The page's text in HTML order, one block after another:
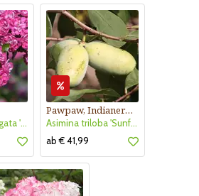
Crataegus laevigata 'Pauls Scarlet'
Pawpaw, Indianerbanane
Asimina triloba 'Sunflower'
ab € 41,99